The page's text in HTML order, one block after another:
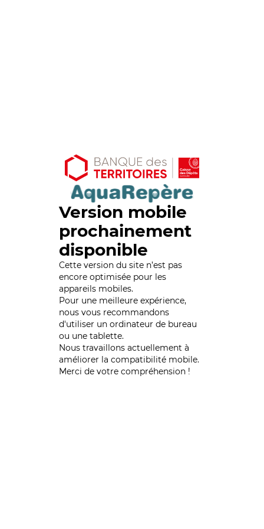
Version mobile
prochainement
disponible
Cette version du site n’est pas
encore optimisée pour les
appareils mobiles.
Pour une meilleure expérience,
nous vous recommandons
d'utiliser un ordinateur de bureau
ou une tablette.
Nous travaillons actuellement à
améliorer la compatibilité mobile.
Merci de votre compréhension !